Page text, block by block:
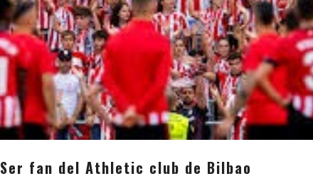
Ser fan del Athletic club de Bilbao